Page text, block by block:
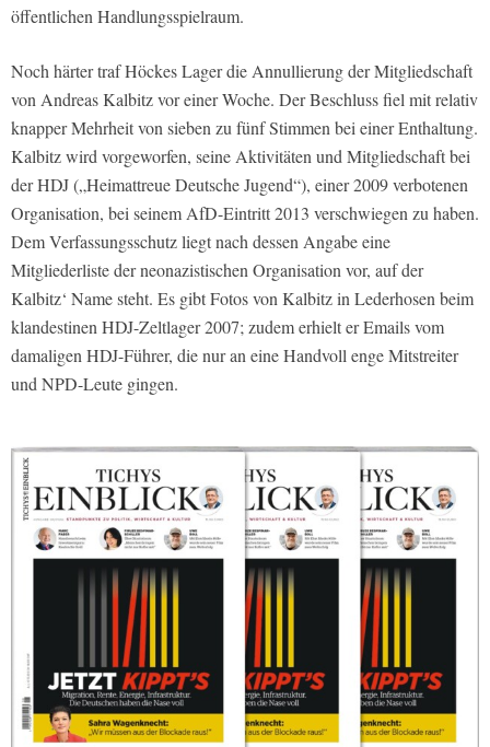
öffentlichen Handlungsspielraum.
Noch härter traf Höckes Lager die Annullierung der Mitgliedschaft
von Andreas Kalbitz vor einer Woche. Der Beschluss fiel mit relativ
knapper Mehrheit von sieben zu fünf Stimmen bei einer Enthaltung.
Kalbitz wird vorgeworfen, seine Aktivitäten und Mitgliedschaft bei
der HDJ („Heimattreue Deutsche Jugend“), einer 2009 verbotenen
Organisation, bei seinem AfD-Eintritt 2013 verschwiegen zu haben.
Dem Verfassungsschutz liegt nach dessen Angabe eine
Mitgliederliste der neonazistischen Organisation vor, auf der
Kalbitz‘ Name steht. Es gibt Fotos von Kalbitz in Lederhosen beim
klandestinen HDJ-Zeltlager 2007; zudem erhielt er Emails vom
damaligen HDJ-Führer, die nur an eine Handvoll enge Mitstreiter
und NPD-Leute gingen.